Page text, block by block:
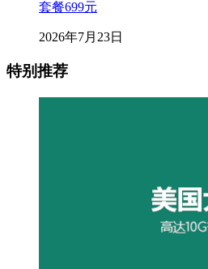
套餐699元
2026年7月23日
特别推荐